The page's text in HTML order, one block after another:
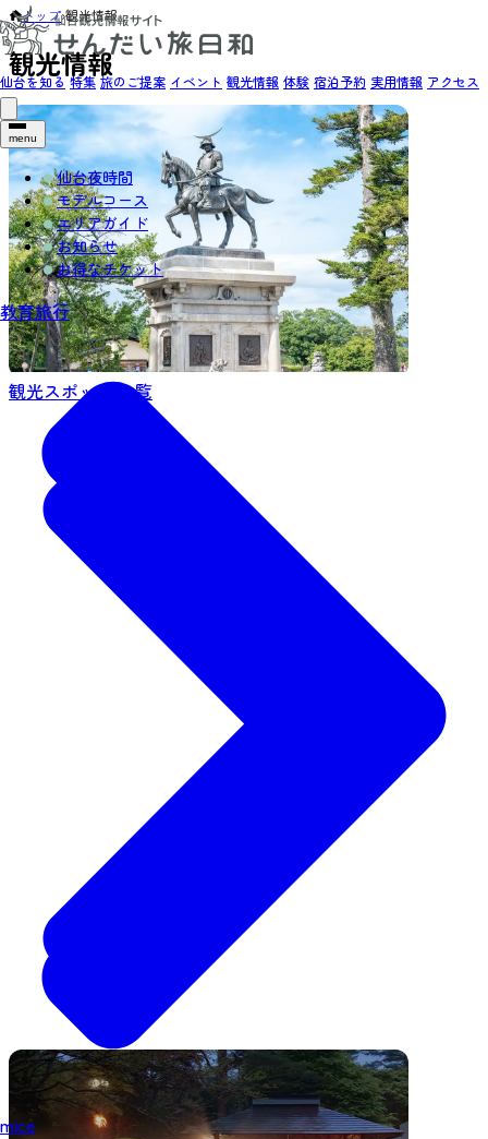
仙台を知る 特集 旅のご提案 イベント 観光情報 体験 宿泊予約 実用情報 アクセス
menu
仙台夜時間
モデルコース
エリアガイド
お知らせ
お得なチケット
教育旅行
mice
トップ›観光情報
観光情報
観光スポット 一覧